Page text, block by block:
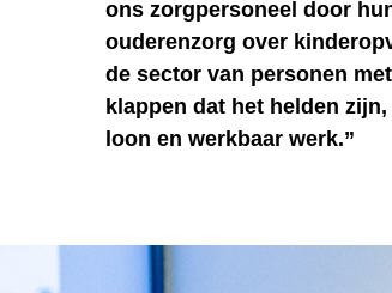
ons zorgpersoneel door
ouderenzorg over
de sector van personen
klappen dat het helden
loon en werkbaar werk.”